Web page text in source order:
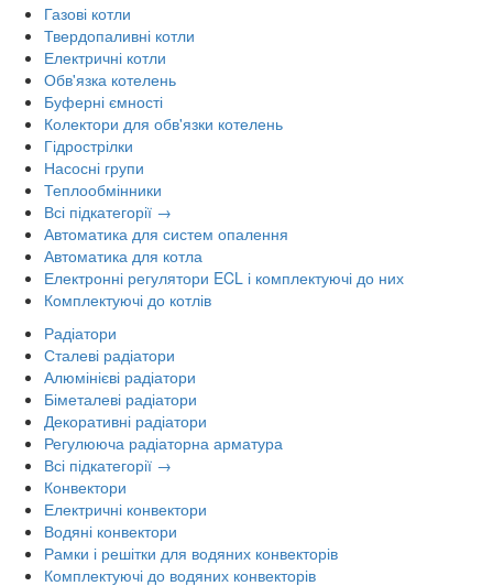
Газові котли
Твердопаливні котли
Електричні котли
Обв'язка котелень
Буферні ємності
Колектори для обв'язки котелень
Гідрострілки
Насосні групи
Теплообмінники
Всі підкатегорії →
Автоматика для систем опалення
Автоматика для котла
Електронні регулятори ECL і комплектуючі до них
Комплектуючі до котлів
Радіатори
Сталеві радіатори
Алюмінієві радіатори
Біметалеві радіатори
Декоративні радіатори
Регулююча радіаторна арматура
Всі підкатегорії →
Конвектори
Електричні конвектори
Водяні конвектори
Рамки і решітки для водяних конвекторів
Комплектуючі до водяних конвекторів